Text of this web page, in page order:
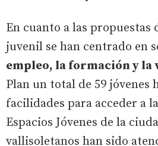
En cuanto a las propuestas
juvenil se han centrado en
empleo, la formación y la
Plan un total de 59 jóvenes
facilidades para acceder a
Espacios Jóvenes de la
vallisoletanos han sido